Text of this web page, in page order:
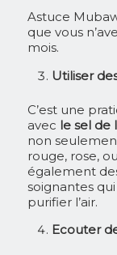
Astuce
que vous
mois.
Utiliser
C’est une
avec le sel de
non
rouge, rose,
également
soignantes
purifier l’air.
Ecouter